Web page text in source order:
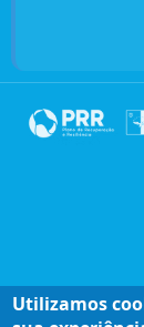
Utilizamos